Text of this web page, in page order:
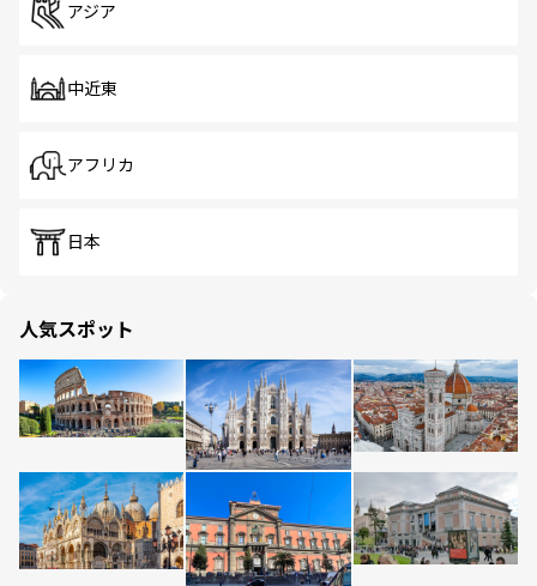
アジア
中近東
アフリカ
日本
人気スポット